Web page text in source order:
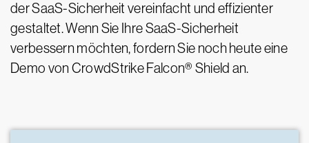
der SaaS-Sicherheit vereinfacht und effizienter
gestaltet. Wenn Sie Ihre SaaS-Sicherheit
verbessern möchten, fordern Sie noch heute eine
Demo von CrowdStrike Falcon® Shield an.